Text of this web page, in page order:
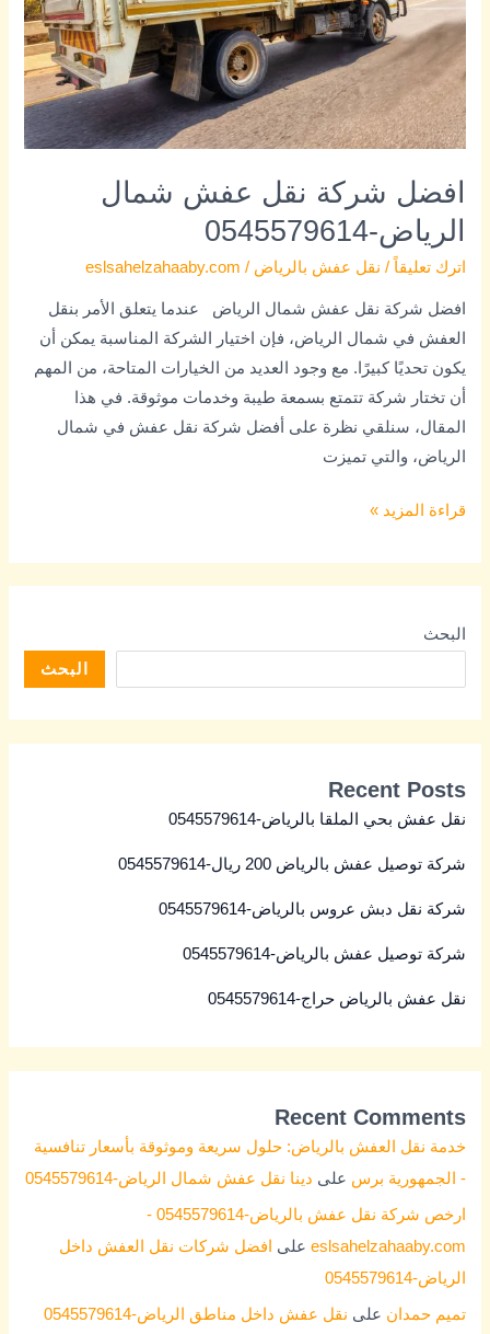
افضل شركة نقل عفش شمال
الرياض-0545579614
اترك تعليقاً / نقل عفش بالرياض /
eslsahelzahaaby.com
افضل شركة نقل عفش شمال الرياض عندما يتعلق الأمر بنقل
العفش في شمال الرياض، فإن اختيار الشركة المناسبة يمكن أن
يكون تحديًا كبيرًا. مع وجود العديد من الخيارات المتاحة، من المهم
أن تختار شركة تتمتع بسمعة طيبة وخدمات موثوقة. في هذا
المقال، سنلقي نظرة على أفضل شركة نقل عفش في شمال
الرياض، والتي تميزت
الرياض-0545579614
قراءة المزيد »
البحث
البحث
Recent Posts
نقل عفش بحي الملقا بالرياض-0545579614
شركة توصيل عفش بالرياض 200 ريال-0545579614
شركة نقل دبش عروس بالرياض-0545579614
شركة توصيل عفش بالرياض-0545579614
نقل عفش بالرياض حراج-0545579614
Recent Comments
خدمة نقل العفش بالرياض: حلول سريعة وموثوقة بأسعار تنافسية
- الجمهورية برس على دينا نقل عفش شمال الرياض-0545579614
ارخص شركة نقل عفش بالرياض-0545579614 -
eslsahelzahaaby.com على
افضل شركات نقل العفش داخل
الرياض-0545579614
تميم حمدان على نقل عفش داخل مناطق الرياض-0545579614